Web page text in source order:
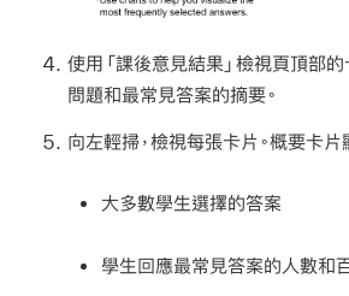
使用「課後意見結果」檢視頁頂部
問題和最常見答案的摘要。
向左輕掃，檢視每張卡片。概要卡片
大多數學生選擇的答案
學生回應最常見答案的人數和